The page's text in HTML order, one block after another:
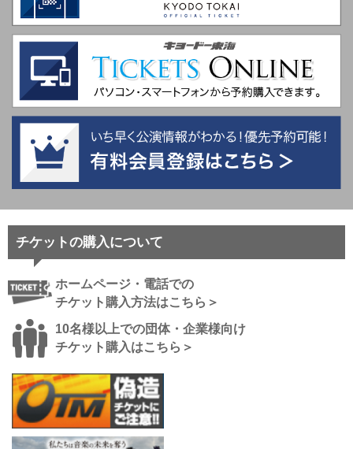
ミュージカル『天使にラブ・ソングを～シスター・アクト
～』「HIBIYA LIVE FESTIVAL 2026」トークショーのレポ
ートをアップしました！
2026年5月23日
T.C.R.横浜銀蝿R.S. It's Only Rock'n Roll 集会 2026 KEEP
ROLLING ～時代を超えて～ 愛知/静岡公演の情報をアップ
しました！
2026年5月21日
すにすて - Sneaker Step Prod.STPR MUSIC We are
2026年5月19日
claquepot zepp tour 2026 -キャリア- 愛知公演の情報をア
ップしました！
2026年5月13日
tuki. 秋の修学旅行 〜天体観測〜 愛知公演の情報をアップ
しました！
2026年5月12日
クミココンサート2026 わが麗しき歌物語VOL.9 ～シャ
ンソンティックな歌たち 時代を紡ぎ、物語を歌う～ 愛知
公演の情報をアップしました！
チケットの購入について
ホームページ・電話での
チケット購入方法はこちら＞
10名様以上での団体・企業様向け
チケット購入はこちら＞